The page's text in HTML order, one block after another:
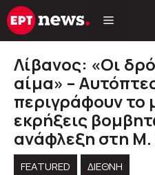
Μετάβαση
σε
Λίβανος: «Οι
αίμα» –
περιγράφουν το
εκρήξεις
ανάφλεξη στη Μ.
FEATURED
ΔΙΕΘΝΗ